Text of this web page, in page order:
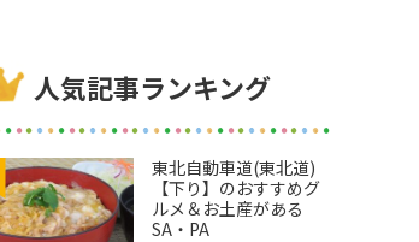
人気記事ランキング
東北自動車道(東北道)
【下り】のおすすめグ
ルメ＆お土産がある
SA・PA